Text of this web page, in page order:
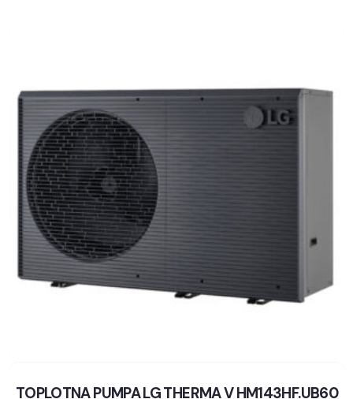
TOPLOTNA PUMPA LG THERMA V HM143HF.UB60